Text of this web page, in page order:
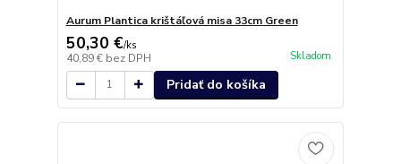
Aurum Plantica krištáľová misa 33cm Green
50,30 €/ks
40,89 € bez DPH Skladom
Pridať do košíka